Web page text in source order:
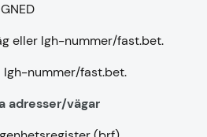
eller lgh-nummer/fast.bet.
lgh-nummer/fast.bet.
adresser/vägar